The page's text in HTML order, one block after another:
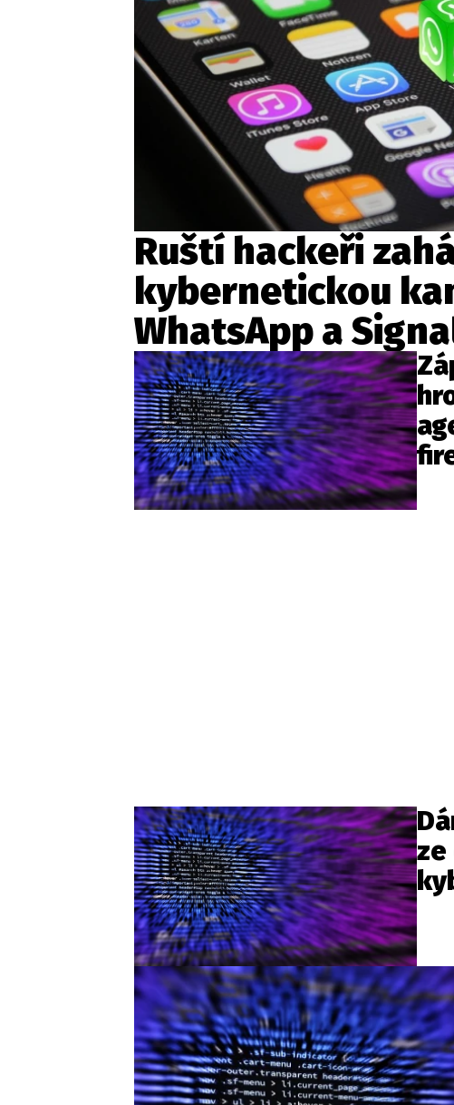
Ruští hackeři
kybernetickou
WhatsApp a
ze